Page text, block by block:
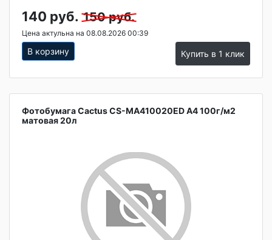
140 руб. 150 руб.
Цена актульна на 08.08.2026 00:39
В корзину Купить в 1 клик
Фотобумага Cactus CS-MA410020ED A4 100г/м2
матовая 20л